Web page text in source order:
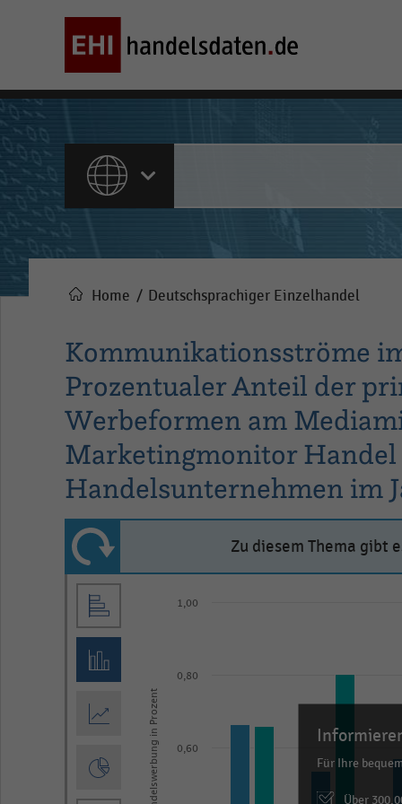
ALLE INHALTE
Pfadnavigation
Home Deutschsprachiger Einzelhandel
Kommunikationsströme
Prozentualer Anteil der
Werbeformen am
Marketingmonitor Handel
Handelsunternehmen im
Zu diesem Thema gibt
series.
The
chart
has
graphic.
0,60
0,80
1,00
Für Ihre
Über